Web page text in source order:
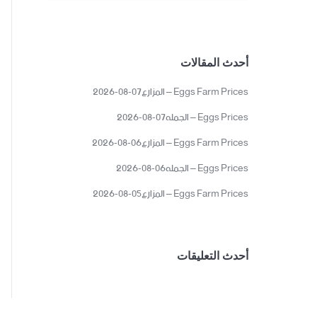
أحدث المقالات
Eggs Farm Prices – المزارع07-08-2026
Eggs Prices – الجمله07-08-2026
Eggs Farm Prices – المزارع06-08-2026
Eggs Prices – الجمله06-08-2026
Eggs Farm Prices – المزارع05-08-2026
أحدث التعليقات